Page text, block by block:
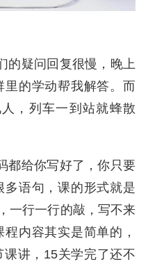
的疑问回复很慢，晚上
的学动帮我解答。而
，列车一到站就蜂散
都给你写好了，你只要
语句，课的形式就是
一行一行的敲，写不来
内容其实是简单的，
讲，15关学完了还不